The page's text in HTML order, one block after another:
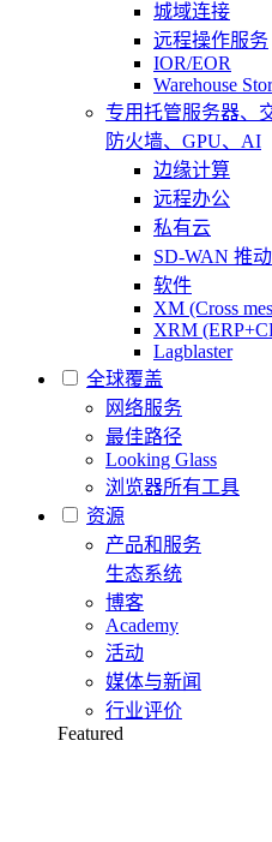
城域连接
远程操作服务
IOR/EOR
Warehouse
专用托管服务器、
防火墙、GPU、AI
边缘计算
远程办公
私有云
SD-WAN 推
软件
XM (Cross
XRM
Lagblaster
全球覆盖
网络服务
最佳路径
Looking Glass
浏览器所有工具
资源
产品和服务
生态系统
博客
Academy
活动
媒体与新闻
行业评价
Featured